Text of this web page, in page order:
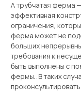
А трубчатая ферма
эффективная
ограничения,
ферма может не
больших
требования к
быть выполнены с
фермы.. В таких